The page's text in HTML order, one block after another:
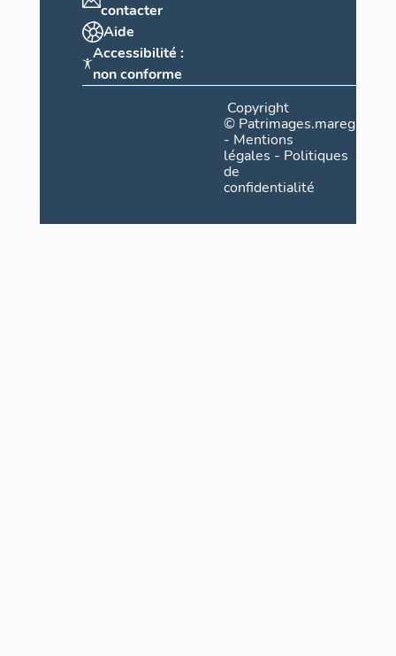
contacter
Aide
Accessibilité :
non conforme
Copyright
©
- Mentions
légales - Politiques
de
confidentialité